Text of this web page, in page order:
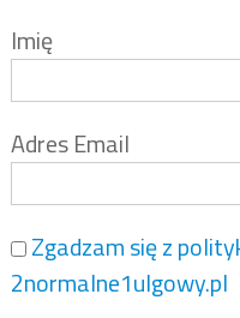
Imię
Adres Email
Zgadzam się z
2normalne1ulgowy.pl